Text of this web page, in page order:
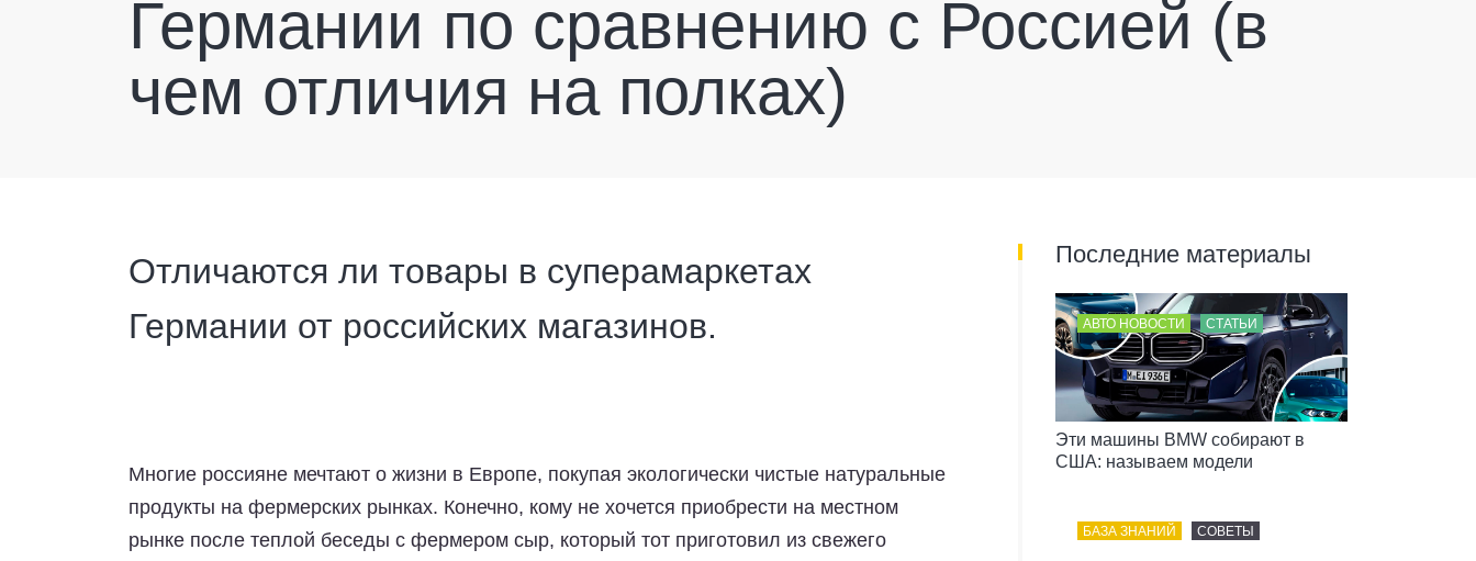
Германии по сравнению с Россией (в
чем отличия на полках)
Отличаются ли товары в суперамаркетах
Германии от российских магазинов.
Многие россияне мечтают о жизни в Европе, покупая экологически чистые натуральные
продукты на фермерских рынках. Конечно, кому не хочется приобрести на местном
рынке после теплой беседы с фермером сыр, который тот приготовил из свежего
Последние материалы
АВТО НОВОСТИ СТАТЬИ
Эти машины BMW собирают в
США: называем модели
БАЗА ЗНАНИЙ СОВЕТЫ